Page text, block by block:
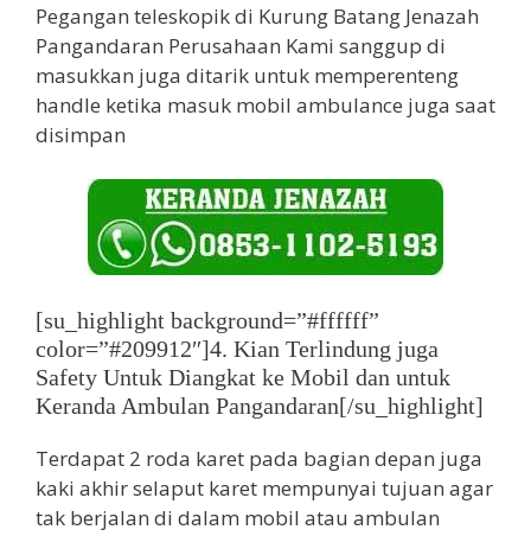
Pegangan teleskopik di Kurung Batang Jenazah
Pangandaran Perusahaan Kami sanggup di
masukkan juga ditarik untuk memperenteng
handle ketika masuk mobil ambulance juga saat
disimpan
[su_highlight background=”#ffffff”
color=”#209912″]4. Kian Terlindung juga
Safety Untuk Diangkat ke Mobil dan untuk
Keranda Ambulan Pangandaran[/su_highlight]
Terdapat 2 roda karet pada bagian depan juga
kaki akhir selaput karet mempunyai tujuan agar
tak berjalan di dalam mobil atau ambulan